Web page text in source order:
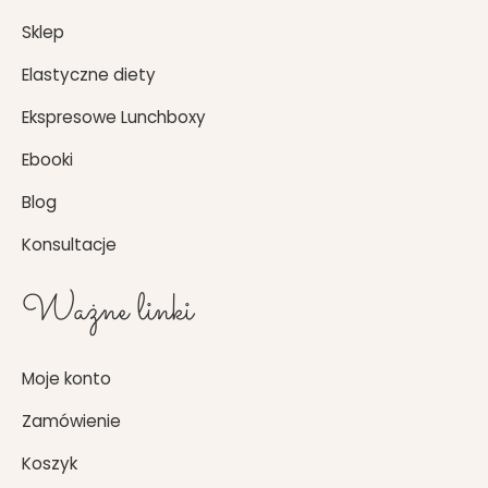
Sklep
Elastyczne diety
Ekspresowe Lunchboxy
Ebooki
Blog
Konsultacje
Ważne linki
Moje konto
Zamówienie
Koszyk